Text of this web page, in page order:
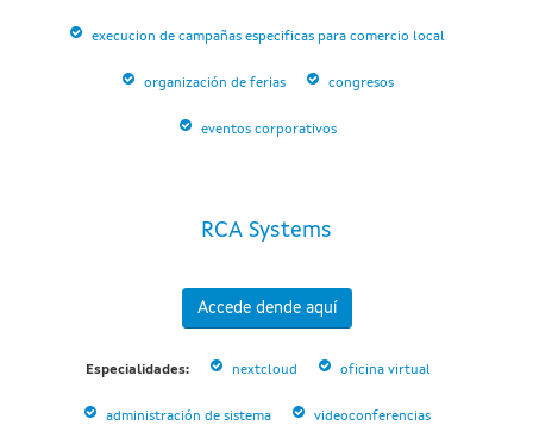
execucion de campañas especificas para comercio local
organización de ferias congresos
eventos corporativos
RCA Systems
Accede dende aquí
Especialidades: nextcloud oficina virtual
administración de sistema videoconferencias